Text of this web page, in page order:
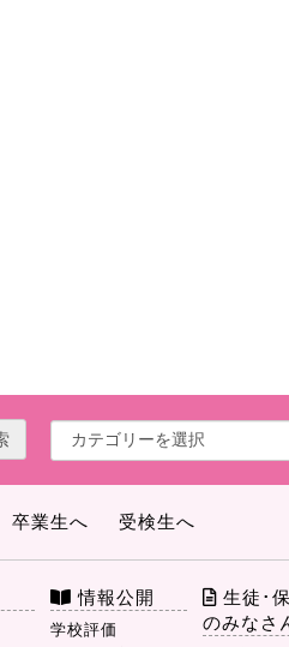
卒業生へ 受検生へ
情報公開
学校評価
生徒･
のみなさ